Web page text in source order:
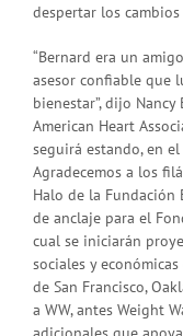
despertar los
“Bernard era un
asesor confiable que
bienestar”, dijo
American Heart
seguirá estando, en
Agradecemos a los
Halo de la
de anclaje para el
cual se iniciarán
sociales y
de San Francisco,
a WW, antes Weight